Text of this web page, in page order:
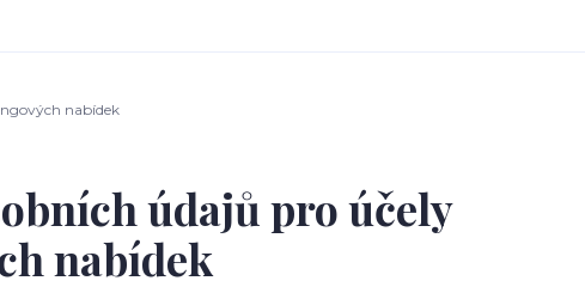
nabídek
údajů pro účely
nabídek